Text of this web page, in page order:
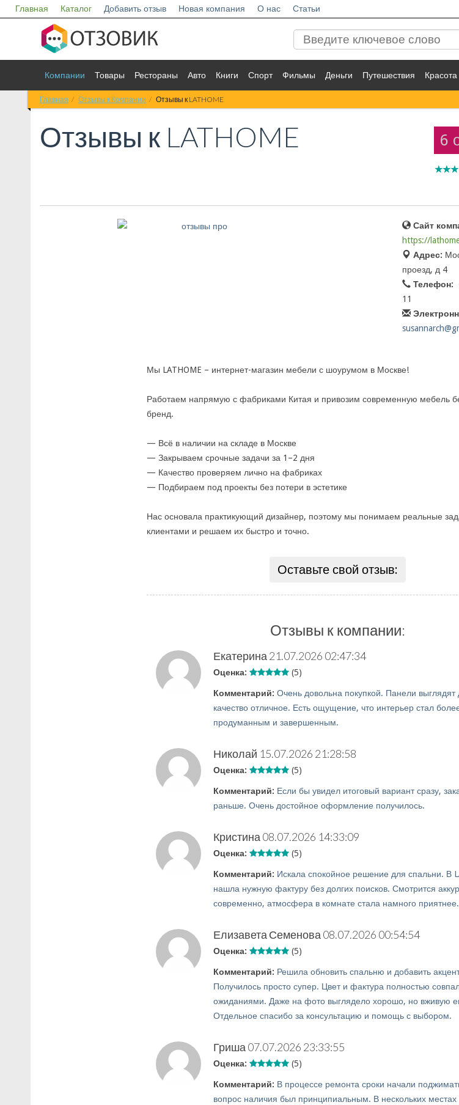
Главная Каталог Добавить отзыв Новая компания О нас Статьи
Компании Товары Рестораны Авто Книги Спорт Фильмы Деньги Путешествия Красота
Главная Отзывы к Компании Отзывы к LATHOME
6
Отзывы к LATHOME
Сайт
https://
Адрес:
проезд, д 4
Телефон:
11
Мы LATHOME – интернет-магазин мебели с шоурумом в Москве!
Работаем напрямую с фабриками Китая и привозим современную мебель
бренд.
— Всё в наличии на складе в Москве
— Закрываем срочные задачи за 1–2 дня
— Качество проверяем лично на фабриках
— Подбираем под проекты без потери в эстетике
Нас основала практикующий дизайнер, поэтому мы понимаем реальные
клиентами и решаем их быстро и точно.
Оставьте свой отзыв:
Отзывы к компании:
Екатерина 21.07.2026 02:47:34
Оценка: (5)
Комментарий: Очень довольна покупкой. Панели выглядят
качество отличное. Есть ощущение, что интерьер стал
продуманным и завершенным.
Николай 15.07.2026 21:28:58
Оценка: (5)
Комментарий: Если бы увидел итоговый вариант сразу,
раньше. Очень достойное оформление получилось.
Кристина 08.07.2026 14:33:09
Оценка: (5)
Комментарий: Искала спокойное решение для спальни. В
нашла нужную фактуру без долгих поисков. Смотрится
современно, атмосфера в комнате стала намного приятнее.
Елизавета Семенова 08.07.2026 00:54:54
Оценка: (5)
Комментарий: Решила обновить спальню и добавить
Получилось просто супер. Цвет и фактура полностью
ожиданиями. Даже на фото выглядело хорошо, но вживую
Отдельное спасибо за консультацию и помощь с выбором.
Гриша 07.07.2026 23:33:55
Оценка: (5)
Комментарий: В процессе ремонта сроки начали
вопрос наличия был принципиальным. В нескольких местах